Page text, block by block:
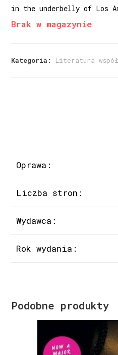
in the underbelly of Los
Brak w magazynie
Kategoria: Literatura
Oprawa:
Liczba stron:
Wydawca:
Rok wydania:
Podobne produkty